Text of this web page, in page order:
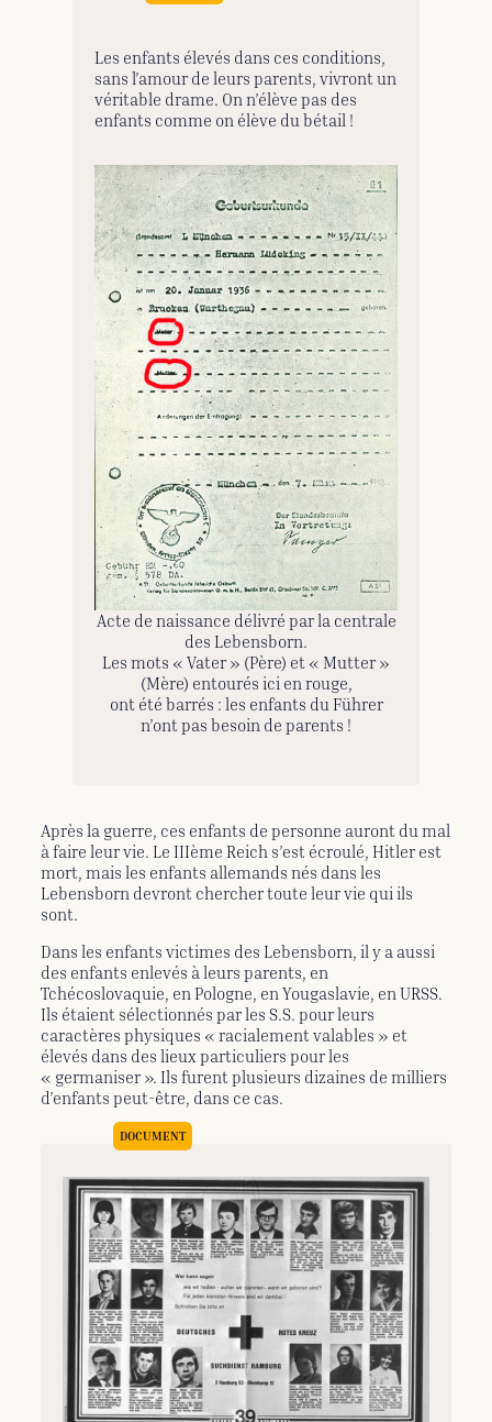
Les enfants élevés dans ces conditions,
sans l’amour de leurs parents, vivront un
véritable drame. On n’élève pas des
enfants comme on élève du bétail !
Acte de naissance délivré par la centrale
des Lebensborn.
Les mots « Vater » (Père) et « Mutter »
(Mère) entourés ici en rouge,
ont été barrés : les enfants du Führer
n’ont pas besoin de parents !
Après la guerre, ces enfants de personne auront du mal
à faire leur vie. Le IIIème Reich s’est écroulé, Hitler est
mort, mais les enfants allemands nés dans les
Lebensborn devront chercher toute leur vie qui ils
sont.
Dans les enfants victimes des Lebensborn, il y a aussi
des enfants enlevés à leurs parents, en
Tchécoslovaquie, en Pologne, en Yougaslavie, en URSS.
Ils étaient sélectionnés par les S.S. pour leurs
caractères physiques « racialement valables » et
élevés dans des lieux particuliers pour les
« germaniser ». Ils furent plusieurs dizaines de milliers
d’enfants peut-être, dans ce cas.